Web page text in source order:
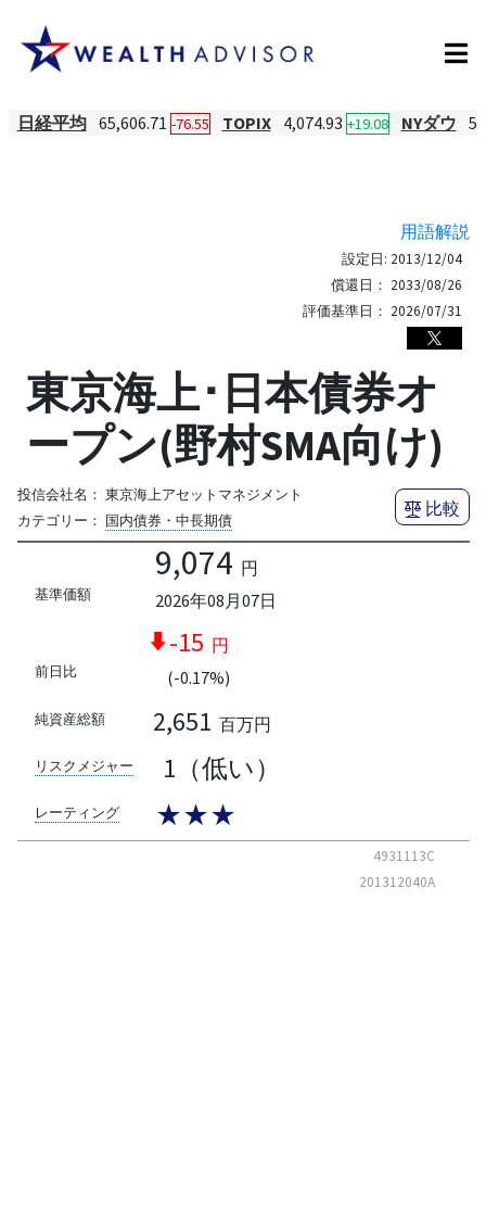
日経平均 65,606.71 -76.55 TOPIX 4,074.93 +19.08 NYダウ
用語解説
設定日: 2013/12/04
償還日： 2033/08/26
評価基準日： 2026/07/31
東京海上･日本債券オ
ープン(野村SMA向け)
投信会社名： 東京海上アセットマネジメント
カテゴリー： 国内債券・中長期債
比較
基準価額
9,074 円
2026年08月07日
前日比
-15 円
(-0.17%)
純資産総額 2,651 百万円
リスクメジャー 1（低い）
レーティング ★★★
4931113C
201312040A